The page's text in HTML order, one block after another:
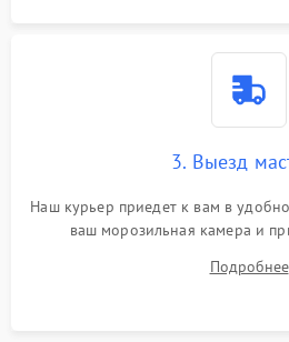
3. Выезд
Наш курьер приедет к вам в
ваш морозильная камера и
Подробнее